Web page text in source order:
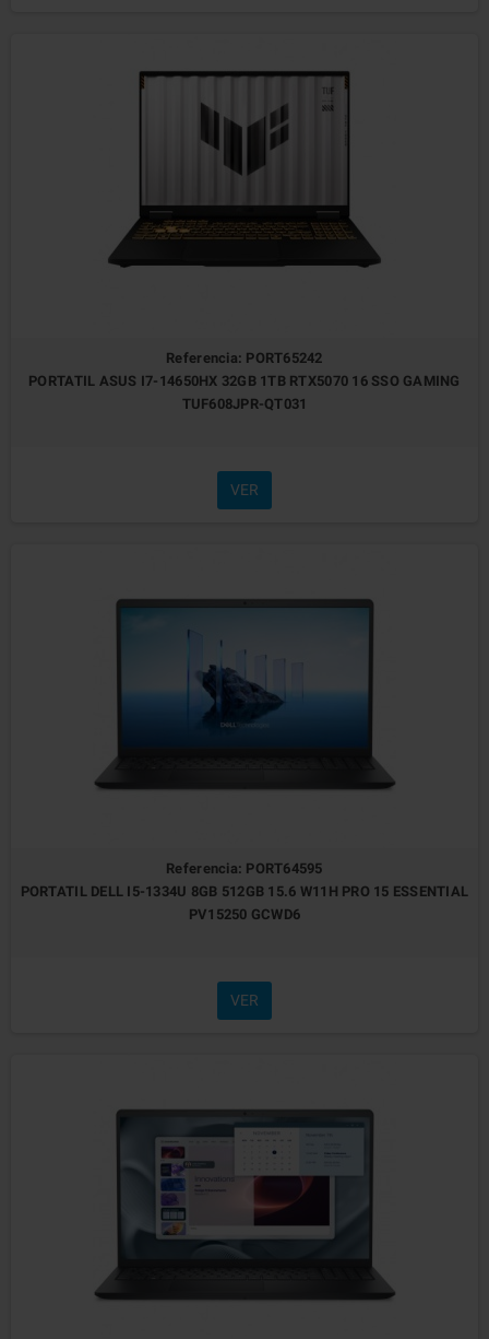
Referencia: PORT65242
PORTATIL ASUS I7-14650HX 32GB 1TB RTX5070 16 SSO GAMING
TUF608JPR-QT031
VER
Referencia: PORT64595
PORTATIL DELL I5-1334U 8GB 512GB 15.6 W11H PRO 15 ESSENTIAL
PV15250 GCWD6
VER